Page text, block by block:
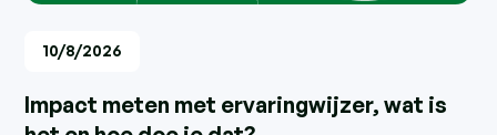
10/8/2026
Impact meten met ervaringwijzer, wat is